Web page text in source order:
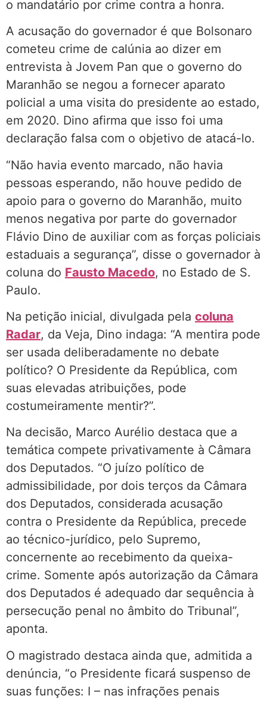
o mandatário por crime contra a honra.
A acusação do governador é que Bolsonaro
cometeu crime de calúnia ao dizer em
entrevista à Jovem Pan que o governo do
Maranhão se negou a fornecer aparato
policial a uma visita do presidente ao estado,
em 2020. Dino afirma que isso foi uma
declaração falsa com o objetivo de atacá-lo.
“Não havia evento marcado, não havia
pessoas esperando, não houve pedido de
apoio para o governo do Maranhão, muito
menos negativa por parte do governador
Flávio Dino de auxiliar com as forças policiais
estaduais a segurança”, disse o governador à
coluna do Fausto Macedo, no Estado de S.
Paulo.
Na petição inicial, divulgada pela coluna
Radar, da Veja, Dino indaga: “A mentira pode
ser usada deliberadamente no debate
político? O Presidente da República, com
suas elevadas atribuições, pode
costumeiramente mentir?”.
Na decisão, Marco Aurélio destaca que a
temática compete privativamente à Câmara
dos Deputados. “O juízo político de
admissibilidade, por dois terços da Câmara
dos Deputados, considerada acusação
contra o Presidente da República, precede
ao técnico-jurídico, pelo Supremo,
concernente ao recebimento da queixa-
crime. Somente após autorização da Câmara
dos Deputados é adequado dar sequência à
persecução penal no âmbito do Tribunal”,
aponta.
O magistrado destaca ainda que, admitida a
denúncia, “o Presidente ficará suspenso de
suas funções: I – nas infrações penais